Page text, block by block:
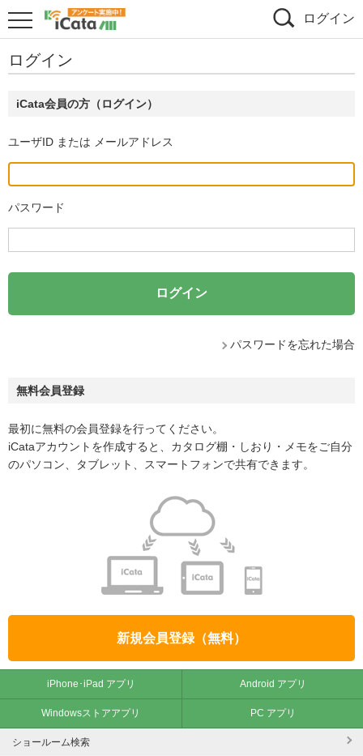
ログイン
ログイン
iCata会員の方（ログイン）
ユーザID または メールアドレス
パスワード
パスワードを忘れた場合
無料会員登録
最初に無料の会員登録を行ってください。
iCataアカウントを作成すると、カタログ棚・しおり・メモをご自分
のパソコン、タブレット、スマートフォンで共有できます。
新規会員登録（無料）
iPhone･iPad アプリ Android アプリ
Windowsストアアプリ PC アプリ
ショールーム検索